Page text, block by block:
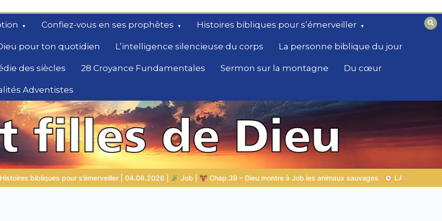
Confiez-vous en ses prophètes Histoires bibliques pour s’émerveiller
pour ton quotidien L’intelligence silencieuse du corps La personne biblique du jour
des siècles 28 Croyance Fundamentales Sermon sur la montagne Du cœur
Adventistes
un
| Job | Chap.39 – Dieu montre à Job les animaux sauvages LA SAGESSE DE DIEU POUR TON QUOTIDIEN | Thème 1 :